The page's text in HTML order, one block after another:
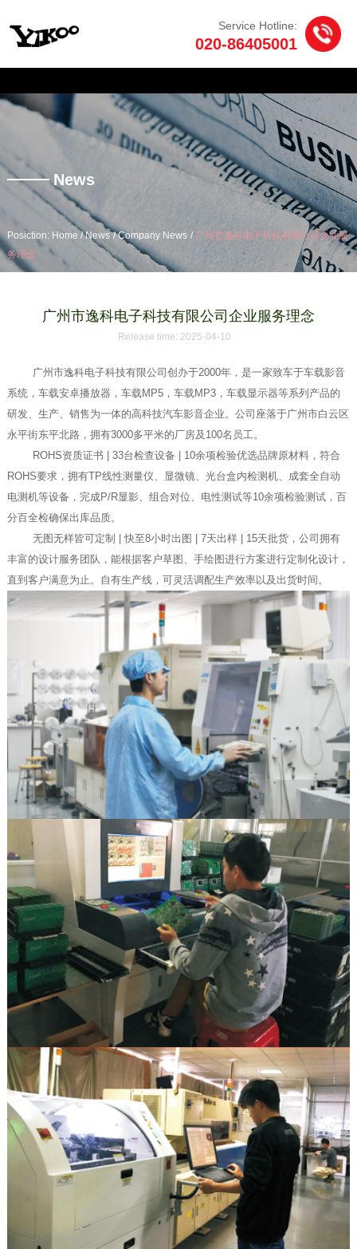
/News /Company News /广州市逸科电子科技有限公司企
业服务理念
Service Hotline:
020-86405001
News
Posiction: Home /News /Company News / 广州市逸科电子科技有限公司企业服
务理念
广州市逸科电子科技有限公司企业服务理念
Release time: 2025-04-10
广州市逸科电子科技有限公司创办于2000年，是一家致车于车载影音
系统，车载安卓播放器，车载MP5，车载MP3，车载显示器等系列产品的
研发、生产、销售为一体的高科技汽车影音企业。公司座落于广州市白云区
永平街东平北路，拥有3000多平米的厂房及100名员工。
ROHS资质证书 | 33台检查设备 | 10余项检验优选品牌原材料，符合
ROHS要求，拥有TP线性测量仪、显微镜、光台盒内检测机、成套全自动
电测机等设备，完成P/R显影、组合对位、电性测试等10余项检验测试，百
分百全检确保出库品质。
无图无样皆可定制 | 快至8小时出图 | 7天出样 | 15天批货，公司拥有
丰富的设计服务团队，能根据客户草图、手绘图进行方案进行定制化设计，
直到客户满意为止。自有生产线，可灵活调配生产效率以及出货时间。